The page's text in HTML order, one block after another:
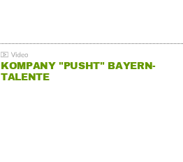
KOMPANY "PUSHT" BAYERN-
TALENTE